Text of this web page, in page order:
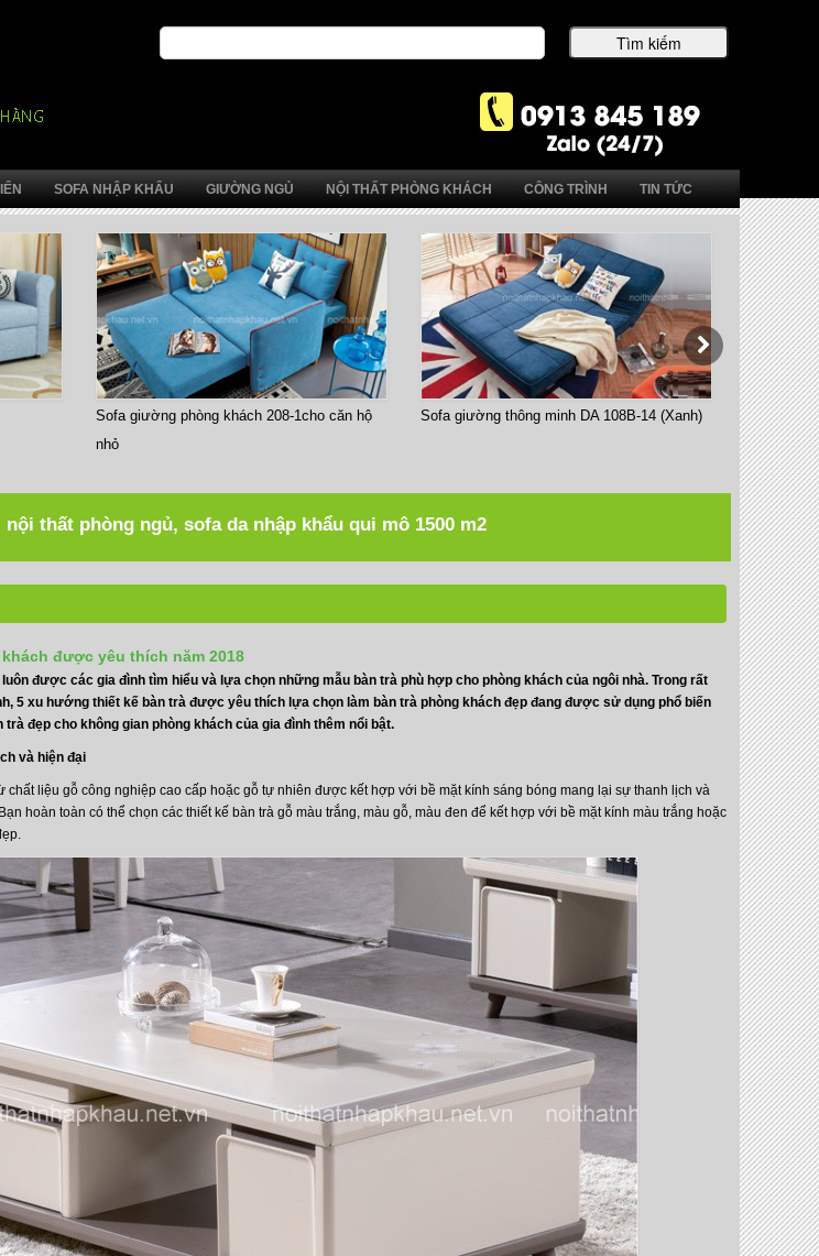
SOFA NHẬP KHẨU GIƯỜNG NGỦ NỘI THẤT PHÒNG KHÁCH CÔNG TRÌNH TIN TỨC
Sofa giường phòng khách 208-1cho căn hộ
nhỏ
Sofa giường thông minh DA 108B-14 (Xanh) Bàn ăn thông
thất phòng ngủ, sofa da nhập khẩu qui mô 1500 m2
được yêu thích năm 2018
được các gia đình tìm hiểu và lựa chọn những mẫu bàn trà phù hợp cho phòng khách của ngôi nhà. Trong rất
5 xu hướng thiết kế bàn trà được yêu thích lựa chọn làm bàn trà phòng khách đẹp đang được sử dụng phổ biến
đẹp cho không gian phòng khách của gia đình thêm nổi bật.
và hiện đại
chất liệu gỗ công nghiệp cao cấp hoặc gỗ tự nhiên được kết hợp với bề mặt kính sáng bóng mang lại sự thanh lịch và
hoàn toàn có thể chọn các thiết kế bàn trà gỗ màu trắng, màu gỗ, màu đen để kết hợp với bề mặt kính màu trắng hoặc